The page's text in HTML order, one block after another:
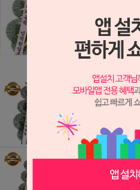
근조화환 (NY_00
02) 장례 조의 부고
꽃화환 장례..
45,000원
450원 적립
근조화환 특가형(F
의 부고 전국..